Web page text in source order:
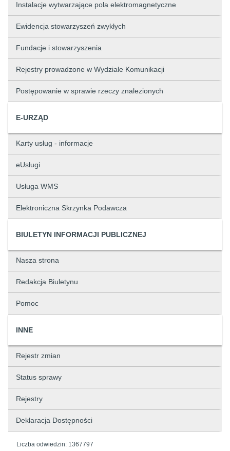
Instalacje wytwarzające pola elektromagnetyczne
Ewidencja stowarzyszeń zwykłych
Fundacje i stowarzyszenia
Rejestry prowadzone w Wydziale Komunikacji
Postępowanie w sprawie rzeczy znalezionych
E-URZĄD
Karty usług - informacje
eUsługi
Usługa WMS
Elektroniczna Skrzynka Podawcza
BIULETYN INFORMACJI PUBLICZNEJ
Nasza strona
Redakcja Biuletynu
Pomoc
INNE
Rejestr zmian
Status sprawy
Rejestry
Deklaracja Dostępności
Liczba odwiedzin: 1367797